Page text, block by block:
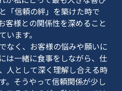
「信頼の絆」を築けた時で
客様との関係性を深めること
います。
なく、お客様の悩みや願いに
は一緒に食事をしながら、仕
人として深く理解し合える時
。そうやって信頼関係が少し